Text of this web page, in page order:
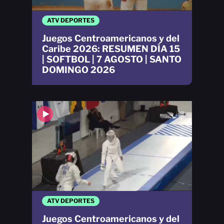
ATV DEPORTES
Juegos Centroamericanos y del
Caribe 2026: RESUMEN DÍA 15
| SOFTBOL | 7 AGOSTO | SANTO
DOMINGO 2026
ATV DEPORTES
Juegos Centroamericanos y del